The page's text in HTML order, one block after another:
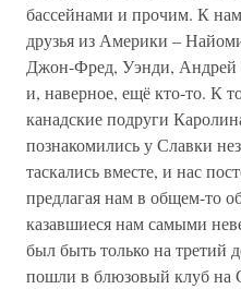
бассейнами и прочим. К
друзья из Америки –
Джон-Фред, Уэнди, Андрей
и, наверное, ещё кто-то. К
канадские подруги
познакомились у Славки
таскались вместе, и нас
предлагая нам в общем-то
казавшиеся нам самыми
был быть только на третий
пошли в блюзовый клуб на